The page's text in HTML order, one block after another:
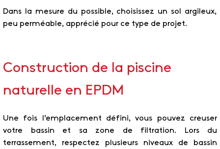
Dans la mesure du possible, choisissez un sol argileux,
peu perméable, apprécié pour ce type de projet.
Construction de la piscine
naturelle en EPDM
Une fois l’emplacement défini, vous pouvez creuser
votre bassin et sa zone de filtration. Lors du
terrassement, respectez plusieurs niveaux de bassin